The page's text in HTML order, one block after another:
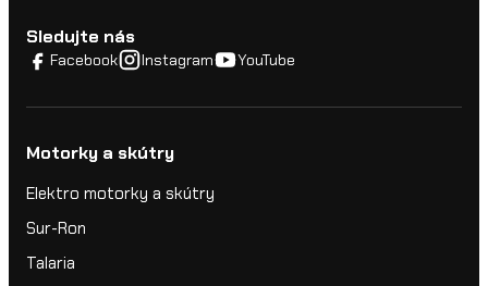
Sledujte nás
Facebook Instagram YouTube
Motorky a skútry
Elektro motorky a skútry
Sur-Ron
Talaria